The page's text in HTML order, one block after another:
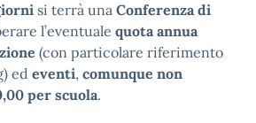
si terrà una Conferenza di
l’eventuale quota annua
(con particolare riferimento
ed eventi, comunque non
per scuola.